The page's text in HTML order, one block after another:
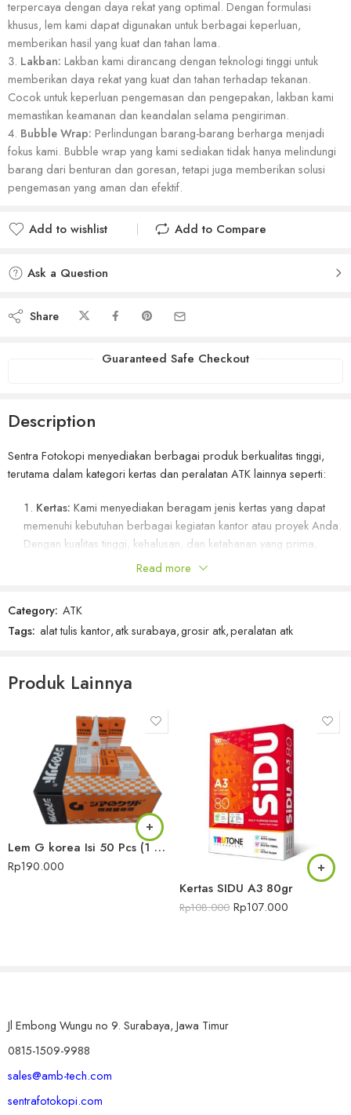
terpercaya dengan daya rekat yang optimal. Dengan formulasi
khusus, lem kami dapat digunakan untuk berbagai keperluan,
memberikan hasil yang kuat dan tahan lama.
Lakban: Lakban kami dirancang dengan teknologi tinggi untuk
memberikan daya rekat yang kuat dan tahan terhadap tekanan.
Cocok untuk keperluan pengemasan dan pengepakan, lakban kami
memastikan keamanan dan keandalan selama pengiriman.
Bubble Wrap: Perlindungan barang-barang berharga menjadi
fokus kami. Bubble wrap yang kami sediakan tidak hanya melindungi
barang dari benturan dan goresan, tetapi juga memberikan solusi
pengemasan yang aman dan efektif.
Add to wishlist
Add to Compare
Ask a Question
Share
Guaranteed Safe Checkout
Description
Sentra Fotokopi menyediakan berbagai produk berkualitas tinggi,
terutama dalam kategori kertas dan peralatan ATK lainnya seperti:
Kertas: Kami menyediakan beragam jenis kertas yang dapat
memenuhi kebutuhan berbagai kegiatan kantor atau proyek Anda.
Dengan kualitas tinggi, kehalusan, dan ketahanan yang prima,
kertas kami memberikan hasil cetakan yang memuaskan.
khusus, lem kami dapat digunakan untuk berbagai keperluan,
memberikan hasil yang kuat dan tahan lama.
Cocok untuk keperluan pengemasan dan pengepakan, lakban
Bubble Wrap:Perlindungan barang-barang berharga menjadi
fokus kami. Bubble wrap yang kami sediakan tidak hanya
melindungi barang dari benturan dan goresan, tetapi juga
memberikan solusi pengemasan yang aman dan efektif.
Silakan klik Beli Sekarang untuk bertransaksi langsung disini
atau bisa melalui online marketplace berikut :
Read more
Category: ATK
Tags: alat tulis kantor,atk surabaya,grosir atk,peralatan atk
Produk Lainnya
Lem G korea Isi 50 Pcs (1 dus)
Rp190.000
Kertas SIDU A3 80gr
Rp108.000 Rp107.000
Jl Embong Wungu no 9. Surabaya, Jawa Timur
0815-1509-9988
sales@amb-tech.com
sentrafotokopi.com